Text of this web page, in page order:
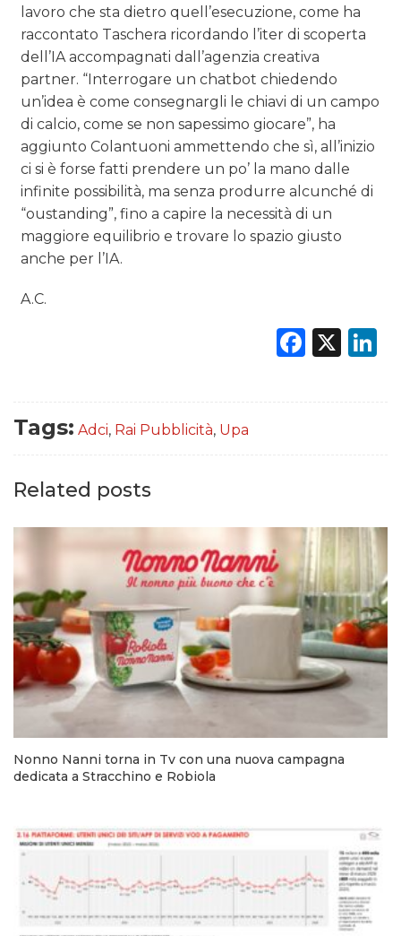
lavoro che sta dietro quell’esecuzione, come ha
raccontato Taschera ricordando l’iter di scoperta
dell’IA accompagnati dall’agenzia creativa
partner. “Interrogare un chatbot chiedendo
un’idea è come consegnargli le chiavi di un campo
di calcio, come se non sapessimo giocare”, ha
aggiunto Colantuoni ammettendo che sì, all’inizio
ci si è forse fatti prendere un po’ la mano dalle
infinite possibilità, ma senza produrre alcunché di
“oustanding”, fino a capire la necessità di un
maggiore equilibrio e trovare lo spazio giusto
anche per l’IA.
A.C.
X
Tags: Adci, Rai Pubblicità, Upa
Related posts
Nonno Nanni torna in Tv con una nuova campagna
dedicata a Stracchino e Robiola